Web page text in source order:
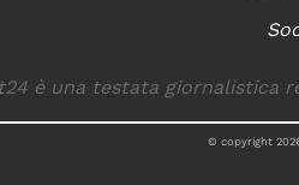
t24 è una testata giornalistica
© copyright